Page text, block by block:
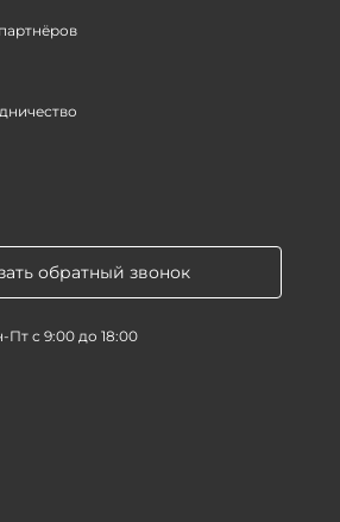
обратный звонок
с 9:00 до 18:00